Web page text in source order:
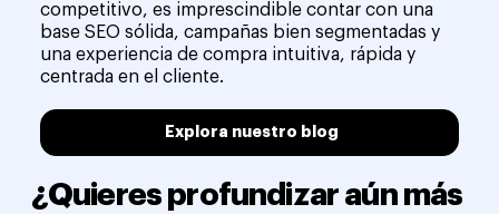
competitivo, es imprescindible contar con una
base SEO sólida, campañas bien segmentadas y
una experiencia de compra intuitiva, rápida y
centrada en el cliente.
Explora nuestro blog
¿Quieres profundizar aún más